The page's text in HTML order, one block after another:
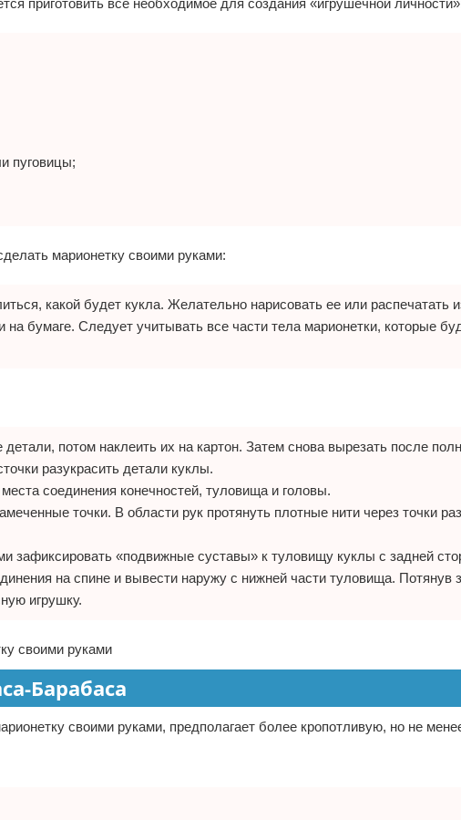
приготовить все необходимое для создания «игрушечной
пуговицы;
марионетку своими руками:
какой будет кукла. Желательно нарисовать ее или распечатать
на бумаге. Следует учитывать все части тела марионетки, которые
детали, потом наклеить их на картон. Затем снова вырезать после
разукрасить детали куклы.
соединения конечностей, туловища и головы.
точки. В области рук протянуть плотные нити через точки
зафиксировать «подвижные суставы» к туловищу куклы с задней
на спине и вывести наружу с нижней части туловища. Потянув
игрушку.
Барабаса
своими руками, предполагает более кропотливую, но не